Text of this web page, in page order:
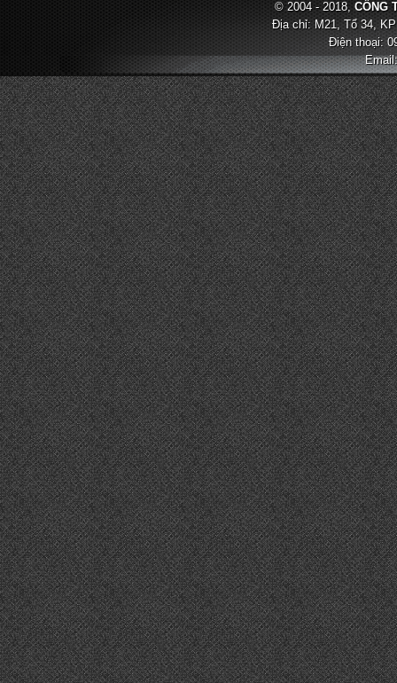
© 2004 - 2018, CÔNG
Địa chỉ: M21, Tổ 34,
Điện thoại: